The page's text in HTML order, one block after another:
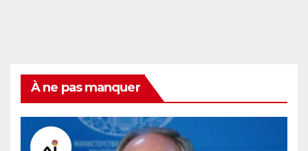
À ne pas manquer